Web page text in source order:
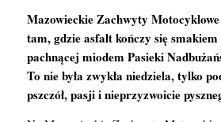
Mazowieckie Zachwyty Motocyklowe
tam, gdzie asfalt kończy się
pachnącej miodem Pasieki
To nie była zwykła niedziela, tylko
pszczół, pasji i nieprzyzwoicie